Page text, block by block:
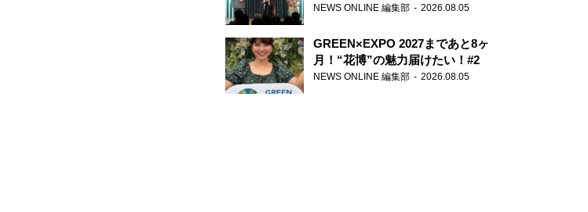
ー『アナスタシア』を紹介
NEWS ONLINE 編集部 2026.08.05
GREEN×EXPO 2027まであと8ヶ
月！“花博”の魅力届けたい！#2
NEWS ONLINE 編集部 2026.08.05